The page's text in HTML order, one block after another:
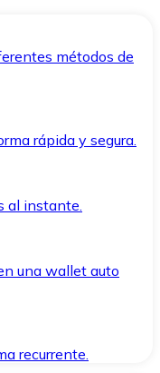
métodos de
rápida y segura.
al instante.
una wallet auto
recurrente.